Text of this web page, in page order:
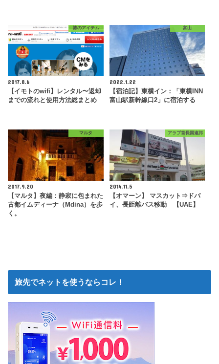
旅のアイテム
2017.8.6
【イモトのwifi】レンタル〜返却
までの流れと使用方法総まとめ
富山
2022.1.22
【宿泊記】東横イン：「東横INN
富山駅新幹線口2」に宿泊する
マルタ
2017.9.20
【マルタ】夜編：静寂に包まれた
古都イムディーナ（Mdina）を歩
く。
アラブ首長国連邦
2014.11.5
【オマーン】 マスカット⇒ドバ
イ、長距離バス移動 【UAE】
旅先でネットを使うならコレ！